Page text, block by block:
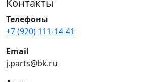
Телефоны
+7 (920) 111-14-41
Email
j.parts@bk.ru